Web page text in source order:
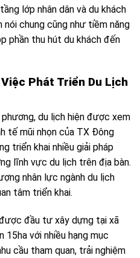
lớp nhân dân và du khách
chung cũng như tiềm năng
phần thu hút du khách đến
Phát Triển Du Lịch
du lịch hiện được xem
tế mũi nhọn của TX Đông
triển khai nhiều giải pháp
lĩnh vực du lịch trên địa bàn.
nhân lực ngành du lịch
tâm triển khai.
được đầu tư xây dựng tại xã
15ha với nhiều hạng mục
cầu tham quan, trải nghiệm